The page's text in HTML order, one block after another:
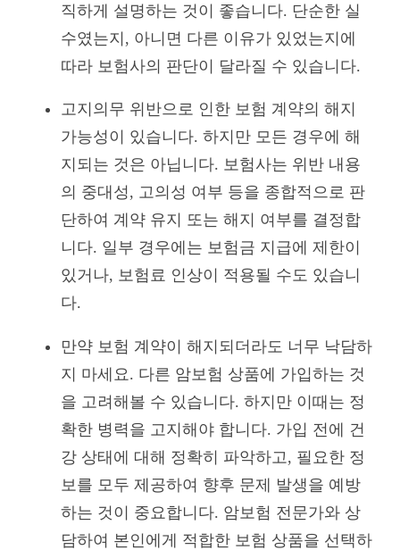
직하게 설명하는 것이 좋습니다. 단순한 실
수였는지, 아니면 다른 이유가 있었는지에
따라 보험사의 판단이 달라질 수 있습니다.
고지의무 위반으로 인한 보험 계약의 해지
가능성이 있습니다. 하지만 모든 경우에 해
지되는 것은 아닙니다. 보험사는 위반 내용
의 중대성, 고의성 여부 등을 종합적으로 판
단하여 계약 유지 또는 해지 여부를 결정합
니다. 일부 경우에는 보험금 지급에 제한이
있거나, 보험료 인상이 적용될 수도 있습니
다.
만약 보험 계약이 해지되더라도 너무 낙담하
지 마세요. 다른 암보험 상품에 가입하는 것
을 고려해볼 수 있습니다. 하지만 이때는 정
확한 병력을 고지해야 합니다. 가입 전에 건
강 상태에 대해 정확히 파악하고, 필요한 정
보를 모두 제공하여 향후 문제 발생을 예방
하는 것이 중요합니다. 암보험 전문가와 상
담하여 본인에게 적합한 보험 상품을 선택하